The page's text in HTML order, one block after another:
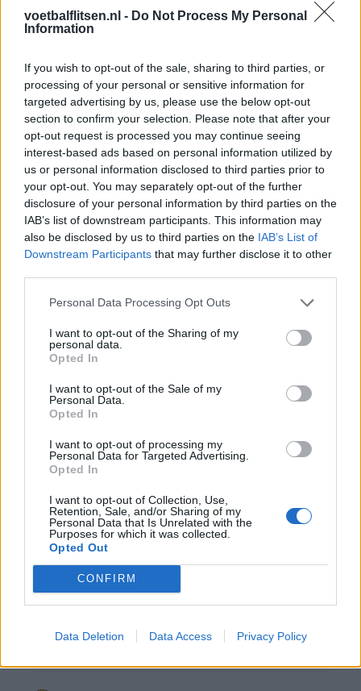
voetbalflitsen.nl - Do Not Process My Personal
Information
If you wish to opt-out of the sale, sharing to third parties, or
processing of your personal or sensitive information for
targeted advertising by us, please use the below opt-out
section to confirm your selection. Please note that after your
opt-out request is processed you may continue seeing
interest-based ads based on personal information utilized by
us or personal information disclosed to third parties prior to
your opt-out. You may separately opt-out of the further
disclosure of your personal information by third parties on the
IAB’s list of downstream participants. This information may
also be disclosed by us to third parties on the IAB’s List of
Downstream Participants that may further disclose it to other
Personal Data Processing Opt Outs
I want to opt-out of the Sharing of my
personal data.
Opted In
I want to opt-out of the Sale of my
Personal Data.
Opted In
I want to opt-out of processing my
Personal Data for Targeted Advertising.
Opted In
I want to opt-out of Collection, Use,
Retention, Sale, and/or Sharing of my
Personal Data that Is Unrelated with the
Purposes for which it was collected.
Opted Out
CONFIRM
Data Deletion Data Access Privacy Policy
stand eredivisie
Stand Eredivisie na speelronde 6
Na speelronde 6 zien we enkele veranderingen in de ranglijst.
Zo is Feyenoord de top-5 binnen gekropen en staat PEC
Zwolle op de zestiende plek. Daarnaast blijven Almere City en
RKC stijf onderaan.
Stand Eredivisie
Stand Eredivisie, checkTeletekst pagina 818
Lees ook:
Elftal van de Week speelronde 6 met FC Twente, AZ
en Feyenoord
Ajax Feyenoord PSV
Bizarre wending bij PSV: speler krijgt rood en